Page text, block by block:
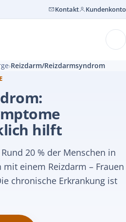
Kontakt Kundenkonto
›Reizdarm/Reizdarmsyndrom
hilft
20 % der Menschen in
einem Reizdarm – Frauen
chronische Erkrankung ist